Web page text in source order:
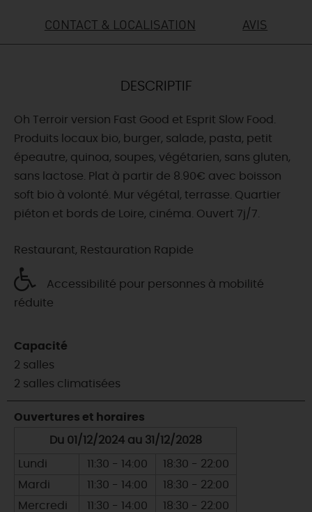
DEMAIN
CE WEEK-END
CETTE SEMAINE
TOUT L'AGENDA
CONTACT & LOCALISATION AVIS
DESCRIPTIF
Oh Terroir version Fast Good et Esprit Slow Food.
Produits locaux bio, burger, salade, pasta, petit
épeautre, quinoa, soupes, végétarien, sans gluten,
sans lactose. Plat à partir de 8.90€ avec boisson
soft bio à volonté. Mur végétal, terrasse. Quartier
piéton et bords de Loire, cinéma. Ouvert 7j/7.
Restaurant, Restauration Rapide
Accessibilité pour personnes à mobilité
réduite
Capacité
2 salles
2 salles climatisées
Ouvertures et horaires
Du 01/12/2024 au 31/12/2028
Lundi 11:30 - 14:00
18:30 - 22:00
Mardi
11:30 - 14:00
18:30 - 22:00
Mercredi
11:30 - 14:00
18:30 - 22:00